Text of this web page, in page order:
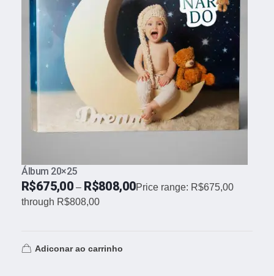
Álbum 20×25
R$675,00 – R$808,00Price range: R$675,00
through R$808,00
Adiconar ao carrinho